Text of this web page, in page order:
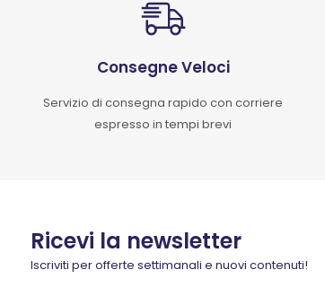
Consegne Veloci
Servizio di consegna rapido con corriere
espresso in tempi brevi
Ricevi la newsletter
Iscriviti per offerte settimanali e nuovi contenuti!